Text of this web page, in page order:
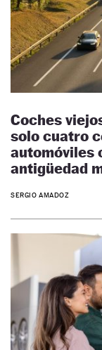
Coches
solo cuatro
automóviles
antigüedad
SERGIO AMADOZ